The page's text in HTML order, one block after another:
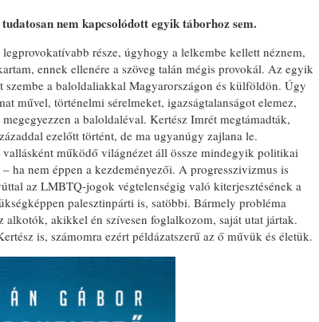
nem kapcsolódott egyik táborhoz sem.
része, úgyhogy a lelkembe kellett néznem,
ennek ellenére a szöveg talán mégis provokál. Az egyik
a baloldaliakkal Magyarországon és külföldön. Úgy
művel, történelmi sérelmeket, igazságtalanságot elemez,
a baloldaléval. Kertész Imrét megtámadták,
ezelőtt történt, de ma ugyanúgy zajlana le.
működő világnézet áll össze mindegyik politikai
ha nem éppen a kezdeményezői. A progresszivizmus is
az LMBTQ-jogok végtelenségig való kiterjesztésének a
palesztinpárti is, satöbbi. Bármely probléma
akikkel én szívesen foglalkozom, saját utat jártak.
is, számomra ezért példázatszerű az ő művük és életük.